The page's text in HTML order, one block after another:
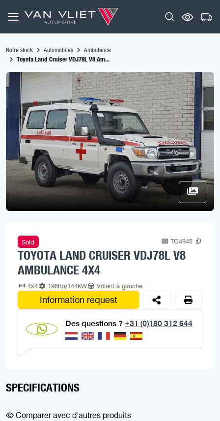
Notre stock Automobiles
Ambulance
Toyota Land Cruiser VDJ78L V8 Am...
Sold TO4845
TOYOTA LAND CRUISER VDJ78L V8
AMBULANCE 4X4
4x4 196hp/144kW Volant à gauche
Information request
Des questions ? +31 (0)180 312 644
SPECIFICATIONS
Comparer avec d'autres produits